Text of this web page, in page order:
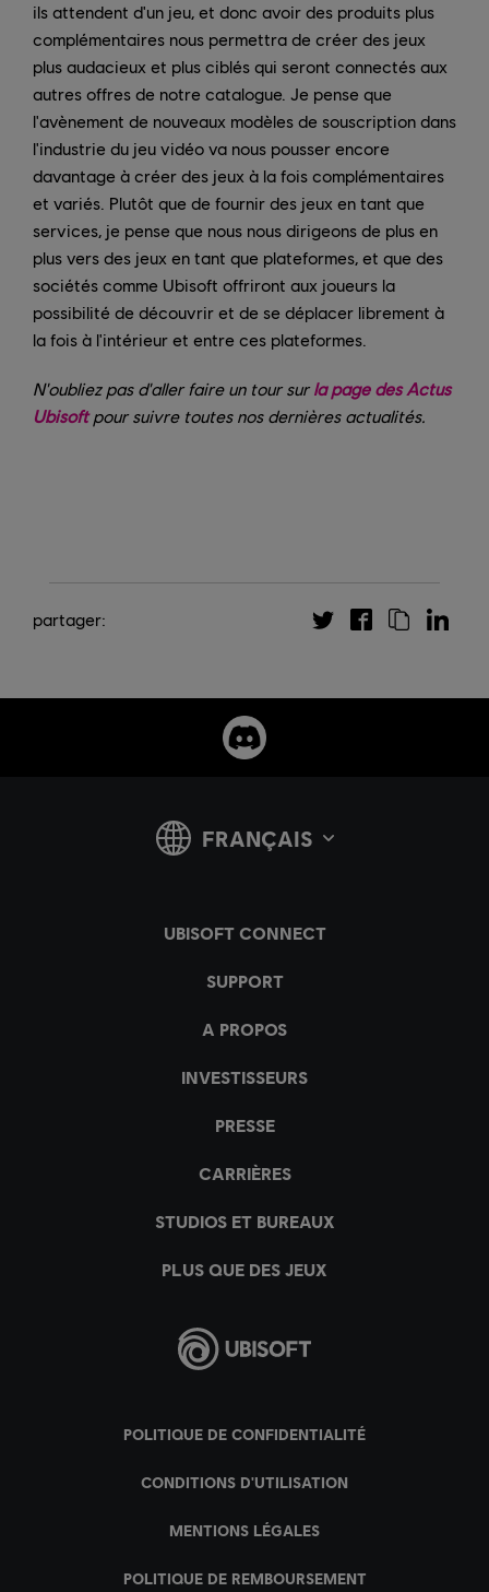
ils attendent d'un jeu, et donc avoir des produits plus
complémentaires nous permettra de créer des jeux
plus audacieux et plus ciblés qui seront connectés aux
autres offres de notre catalogue. Je pense que
l'avènement de nouveaux modèles de souscription dans
l'industrie du jeu vidéo va nous pousser encore
davantage à créer des jeux à la fois complémentaires
et variés. Plutôt que de fournir des jeux en tant que
services, je pense que nous nous dirigeons de plus en
plus vers des jeux en tant que plateformes, et que des
sociétés comme Ubisoft offriront aux joueurs la
possibilité de découvrir et de se déplacer librement à
la fois à l'intérieur et entre ces plateformes.
N'oubliez pas d'aller faire un tour surla page des Actus
Ubisoftpour suivre toutes nos dernières actualités.
partager: